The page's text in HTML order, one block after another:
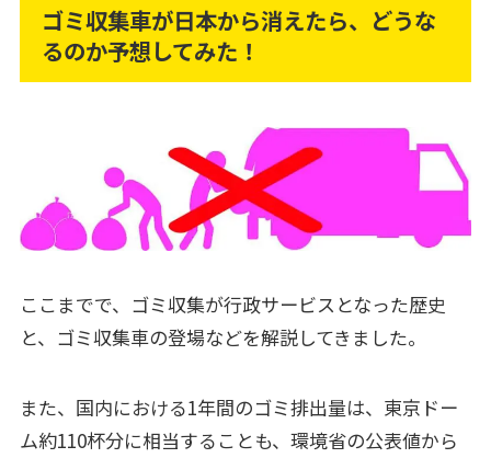
ゴミ収集車が日本から消えたら、どうな
るのか予想してみた！
ここまでで、ゴミ収集が行政サービスとなった歴史
と、ゴミ収集車の登場などを解説してきました。
また、国内における1年間のゴミ排出量は、東京ドー
ム約110杯分に相当することも、環境省の公表値から